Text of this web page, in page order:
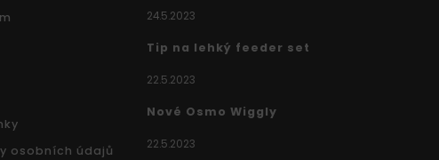
osobních údajů
24.5.2023
Tip na lehký feeder set
22.5.2023
Nové Osmo Wiggly
22.5.2023